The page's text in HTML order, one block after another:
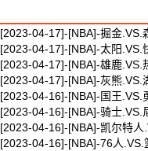
[2023-04-17]-[NBA]-掘金.VS.
[2023-04-17]-[NBA]-太阳.VS.
[2023-04-17]-[NBA]-雄鹿.VS.
[2023-04-17]-[NBA]-灰熊.VS.
[2023-04-16]-[NBA]-国王.VS.
[2023-04-16]-[NBA]-骑士.VS.
[2023-04-16]-[NBA]-凯尔特人
[2023-04-16]-[NBA]-76人.VS.